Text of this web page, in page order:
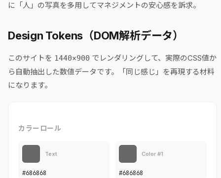
に「人」の写真を多用してマネジメントの安心感を訴求。
Design Tokens（DOM解析データ）
このサイトを 1440×900 でレンダリングして、実際のCSS値か
ら自動抽出した数値データです。「同じ感じ」を再現する材料
になります。
カラーロール
Text
#686868
Color #1
#686868